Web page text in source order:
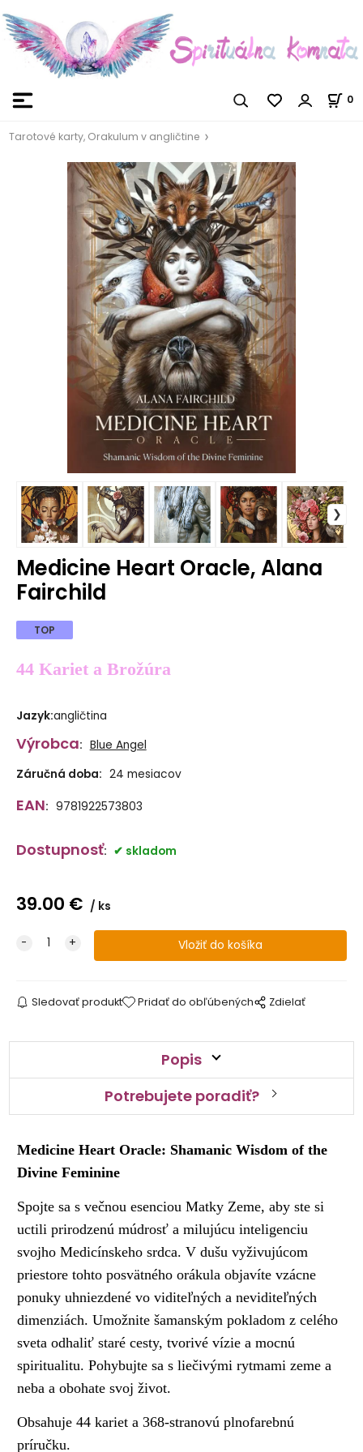
0
Tarotové karty, Orakulum v angličtine
Medicine Heart Oracle, Alana
Fairchild
TOP
44 Kariet a Brožúra
Jazyk:angličtina
Výrobca: Blue Angel
Záručná doba: 24 mesiacov
EAN: 9781922573803
Dostupnosť: skladom
39.00 € ks
Sledovať produkt Pridať do obľúbených Zdielať
Popis
Potrebujete poradiť?
Medicine Heart Oracle: Shamanic Wisdom of the
Divine Feminine
Spojte sa s večnou esenciou Matky Zeme, aby ste si
uctili prirodzenú múdrosť a milujúcu inteligenciu
svojho Medicínskeho srdca. V dušu vyživujúcom
priestore tohto posvätného orákula objavíte vzácne
ponuky uhniezdené vo viditeľných a neviditeľných
dimenziách. Umožnite šamanským pokladom z celého
sveta odhaliť staré cesty, tvorivé vízie a mocnú
spiritualitu. Pohybujte sa s liečivými rytmami zeme a
neba a obohate svoj život.
Obsahuje 44 kariet a 368-stranovú plnofarebnú
príručku.